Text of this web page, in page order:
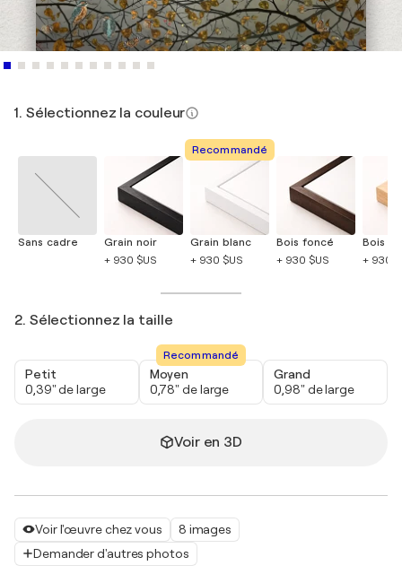
Voir l'œuvre chez vous
8 images
Demander d'autres photos
1. Sélectionnez la couleur
Sans cadre
Grain noir
+ 930 $US
Recommandé
Grain blanc
+ 930 $US
Bois foncé
+ 930 $US
Bois
+ 930
2. Sélectionnez la taille
Petit
0,39" de large
Recommandé
Moyen
0,78" de large
Grand
0,98" de large
Voir en 3D